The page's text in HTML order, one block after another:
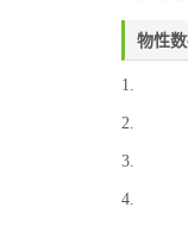
物性
1. 性状
2. 密
3. 相对
4. 熔